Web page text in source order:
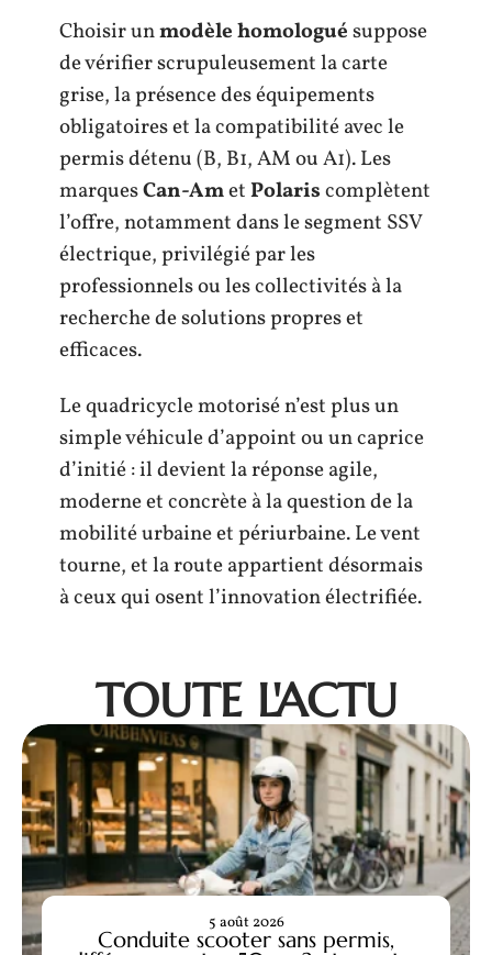
Choisir unmodèle homologuésuppose
de vérifier scrupuleusement la carte
grise, la présence des équipements
obligatoires et la compatibilité avec le
permis détenu (B, B1, AM ou A1). Les
marquesCan-AmetPolariscomplètent
l’offre, notamment dans le segment SSV
électrique, privilégié par les
professionnels ou les collectivités à la
recherche de solutions propres et
efficaces.
Le quadricycle motorisé n’est plus un
simple véhicule d’appoint ou un caprice
d’initié : il devient la réponse agile,
moderne et concrète à la question de la
mobilité urbaine et périurbaine. Le vent
tourne, et la route appartient désormais
à ceux qui osent l’innovation électrifiée.
TOUTE L'ACTU
Conduite scooter sans permis,
5 août 2026